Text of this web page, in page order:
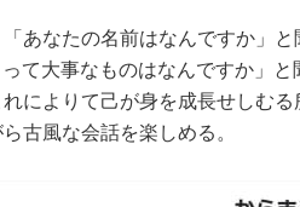
あなたの名前はなんですか」
って大事なものはなんですか」
れによりて己が身を成長せしむ
古風な会話を楽しめる。